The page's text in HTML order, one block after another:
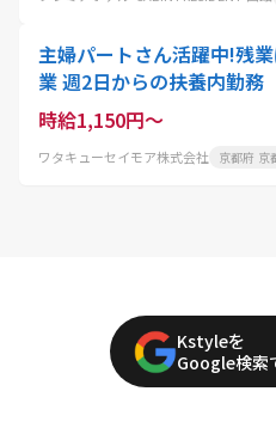
主婦パートさん活躍中!残
業 週2日からの扶養内勤務
時給1,150円～
ワタキューセイモア株式会社 京都府 京
Kstyleを
Google検索